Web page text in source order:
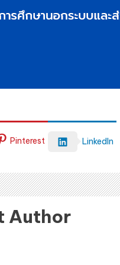
Pinterest LinkedIn
Author